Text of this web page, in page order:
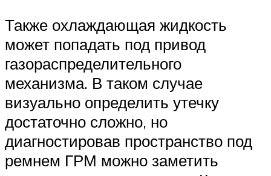
Также охлаждающая жидкость
может попадать под привод
газораспределительного
механизма. В таком случае
визуально определить утечку
достаточно сложно, но
диагностировав пространство под
ремнем ГРМ можно заметить